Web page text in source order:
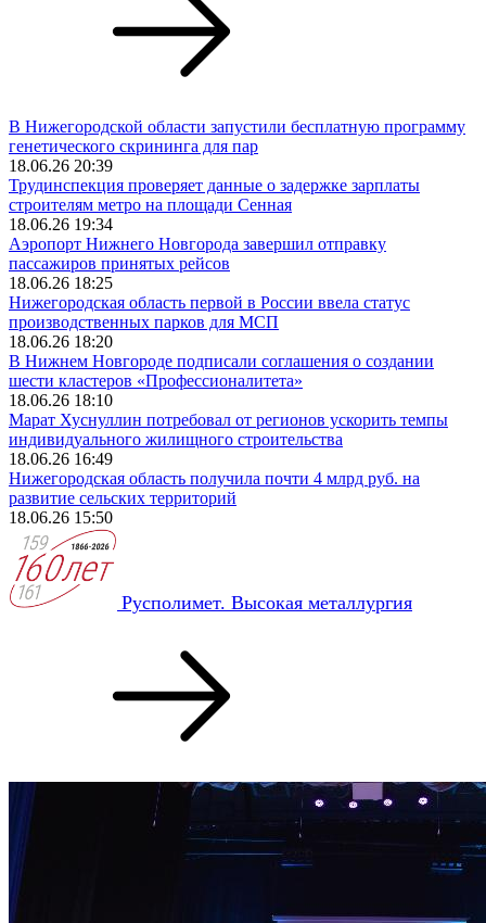
В Нижегородской области запустили бесплатную программу
генетического скрининга для пар
18.06.26 20:39
Трудинспекция проверяет данные о задержке зарплаты
строителям метро на площади Сенная
18.06.26 19:34
Аэропорт Нижнего Новгорода завершил отправку
пассажиров принятых рейсов
18.06.26 18:25
Нижегородская область первой в России ввела статус
производственных парков для МСП
18.06.26 18:20
В Нижнем Новгороде подписали соглашения о создании
шести кластеров «Профессионалитета»
18.06.26 18:10
Марат Хуснуллин потребовал от регионов ускорить темпы
индивидуального жилищного строительства
18.06.26 16:49
Нижегородская область получила почти 4 млрд руб. на
развитие сельских территорий
18.06.26 15:50
Русполимет. Высокая металлургия